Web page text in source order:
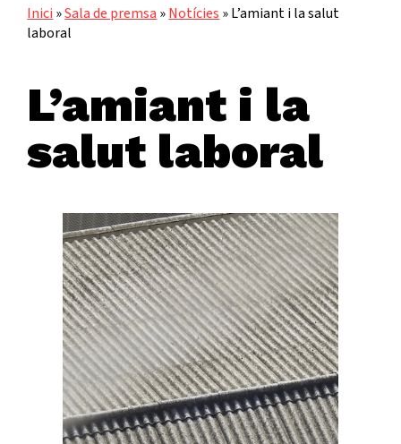
Inici »Sala de premsa »Notícies »L’amiant i la salut
laboral
L’amiant i la
salut laboral